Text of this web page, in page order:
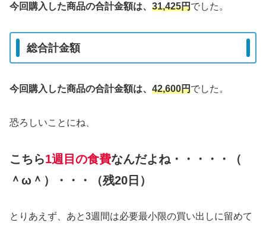
今回購入した商品の合計金額は、 31,425円でした。
総合計金額
今回購入した商品の合計金額は、 42,600円でした。
恐ろしいことにね、
こちら1週目の食費なんだよね・・・・・（
＾ω＾）・・・（残20日）
とりあえず、あと3週間は必要最小限の買い出しに留めて